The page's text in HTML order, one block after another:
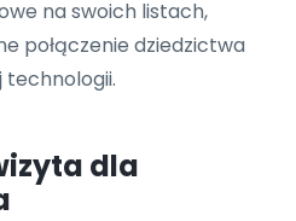
na swoich listach,
połączenie dziedzictwa
technologii.
dla